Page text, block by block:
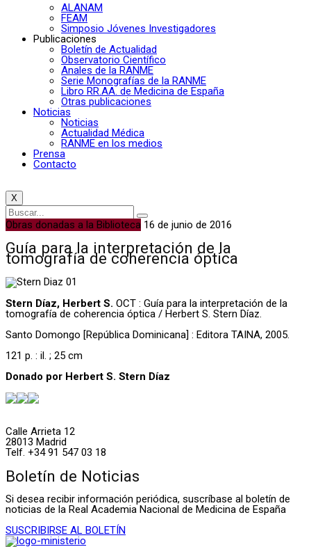
ALANAM
FEAM
Simposio Jóvenes Investigadores
Publicaciones
Boletín de Actualidad
Observatorio Científico
Anales de la RANME
Serie Monografías de la RANME
Libro RR.AA. de Medicina de España
Otras publicaciones
Noticias
Noticias
Actualidad Médica
RANME en los medios
Prensa
Contacto
X
Obras donadas a la Biblioteca 16 de junio de 2016
Guía para la interpretación de la
tomografía de coherencia óptica
Stern Díaz, Herbert S. OCT : Guía para la interpretación de la
tomografía de coherencia óptica / Herbert S. Stern Díaz.
Santo Domongo [República Dominicana] : Editora TAINA, 2005.
121 p. : il. ; 25 cm
Donado por Herbert S. Stern Díaz
Calle Arrieta 12
28013 Madrid
Telf. +34 91 547 03 18
Boletín de Noticias
Si desea recibir información periódica, suscríbase al boletín de
noticias de la Real Academia Nacional de Medicina de España
SUSCRIBIRSE AL BOLETÍN